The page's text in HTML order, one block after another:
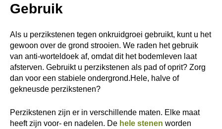
Gebruik
Als u perzikstenen tegen onkruidgroei gebruikt, kunt u het
gewoon over de grond strooien. We raden het gebruik
van anti-worteldoek af, omdat dit het bodemleven laat
afsterven. Gebruikt u perzikstenen als pad of oprit? Zorg
dan voor een stabiele ondergrond.Hele, halve of
gekneusde perzikstenen?
Perzikstenen zijn er in verschillende maten. Elke maat
heeft zijn voor- en nadelen. De hele stenen worden